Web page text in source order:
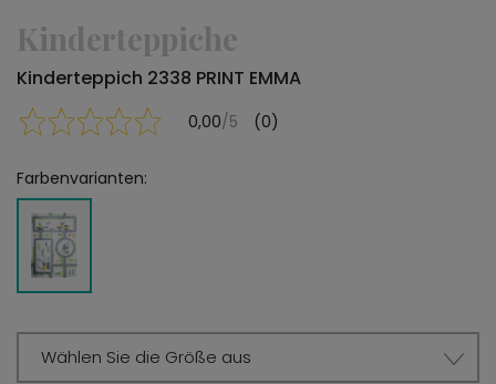
Kinderteppiche
Kinderteppich 2338 PRINT EMMA
0,00/5 (0)
Farbenvarianten:
Wählen Sie die Größe aus